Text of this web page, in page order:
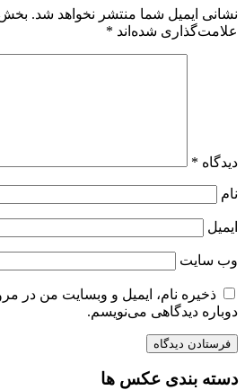
نشانی ایمیل شما منتشر نخواهد شد.
علامت‌گذاری شده‌اند *
دیدگاه *
نام
ایمیل
وب‌ سایت
ذخیره نام، ایمیل و وبسایت من در
دوباره دیدگاهی می‌نویسم.
دسته بندی عکس ها